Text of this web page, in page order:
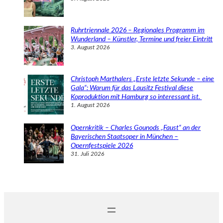
Ruhrtriennale 2026 – Regionales Programm im
Wunderland – Künstler, Termine und freier Eintritt
3. August 2026
Christoph Marthalers „Erste letzte Sekunde – eine
Gala“: Warum für das Lausitz Festival diese
Koproduktion mit Hamburg so interessant ist.
1. August 2026
Opernkritik – Charles Gounods „Faust“ an der
Bayerischen Staatsoper in München –
Opernfestspiele 2026
31. Juli 2026